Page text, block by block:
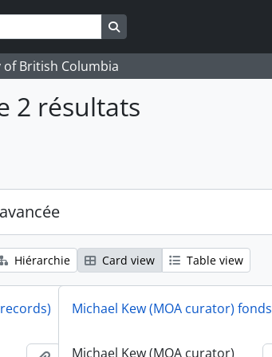
Search in browse page
British Columbia
2 résultats
Hiérarchie Card view Table view
Michael Kew (MOA curator) fonds
Michael Kew (MOA curator)